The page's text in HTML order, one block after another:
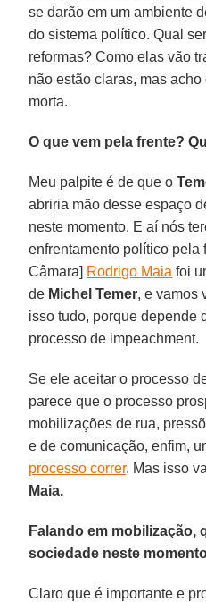
se darão em um ambiente
do sistema político. Qual
reformas? Como elas vão
não estão claras, mas
morta.
O que vem pela frente?
Meu palpite é de que o
abriria mão desse espaço
neste momento. E aí nós
enfrentamento político pela
Câmara] Rodrigo Maia foi
de Michel Temer, e vamos
isso tudo, porque depende
processo de impeachment.
Se ele aceitar o processo
parece que o processo
mobilizações de rua,
e de comunicação, enfim,
processo correr. Mas isso
Maia.
Falando em mobilização,
sociedade neste
Claro que é importante e